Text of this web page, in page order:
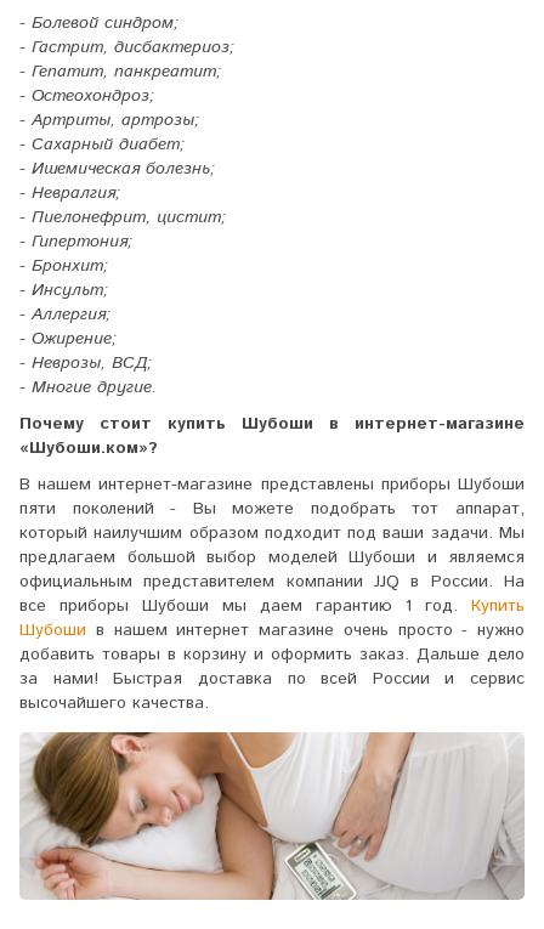
- Болевой синдром;
- Гастрит, дисбактериоз;
- Гепатит, панкреатит;
- Остеохондроз;
- Артриты, артрозы;
- Сахарный диабет;
- Ишемическая болезнь;
- Невралгия;
- Пиелонефрит, цистит;
- Гипертония;
- Бронхит;
- Инсульт;
- Аллергия;
- Ожирение;
- Неврозы, ВСД;
- Многие другие.
Почему стоит купить Шубоши в интернет-магазине
«Шубоши.ком»?
В нашем интернет-магазине представлены приборы Шубоши
пяти поколений - Вы можете подобрать тот аппарат,
который наилучшим образом подходит под ваши задачи. Мы
предлагаем большой выбор моделей Шубоши и являемся
официальным представителем компании JJQ в России. На
все приборы Шубоши мы даем гарантию 1 год. Купить
Шубоши в нашем интернет магазине очень просто - нужно
добавить товары в корзину и оформить заказ. Дальше дело
за нами! Быстрая доставка по всей России и сервис
высочайшего качества.